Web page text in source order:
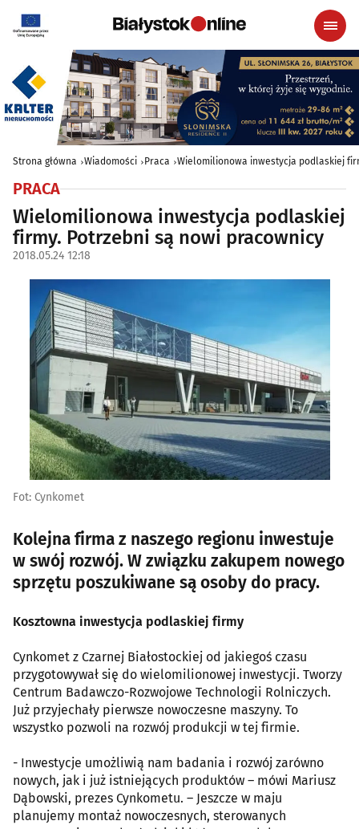
Strona główna Wiadomości Praca Wielomilionowa inwestycja podlaskiej
PRACA
Wielomilionowa inwestycja podlaskiej
firmy. Potrzebni są nowi pracownicy
2018.05.24 12:18
Fot: Cynkomet
Kolejna firma z naszego regionu inwestuje
w swój rozwój. W związku zakupem nowego
sprzętu poszukiwane są osoby do pracy.
Kosztowna inwestycja podlaskiej firmy
Cynkomet z Czarnej Białostockiej od jakiegoś czasu
przygotowywał się do wielomilionowej inwestycji. Tworzy
Centrum Badawczo-Rozwojowe Technologii Rolniczych.
Już przyjechały pierwsze nowoczesne maszyny. To
wszystko pozwoli na rozwój produkcji w tej firmie.
- Inwestycje umożliwią nam badania i rozwój zarówno
nowych, jak i już istniejących produktów – mówi Mariusz
Dąbowski, prezes Cynkometu. – Jeszcze w maju
planujemy montaż nowoczesnych, sterowanych